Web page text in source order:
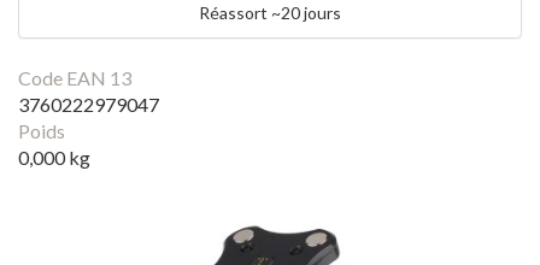
Réassort ~20 jours
Code EAN 13
3760222979047
Poids
0,000 kg